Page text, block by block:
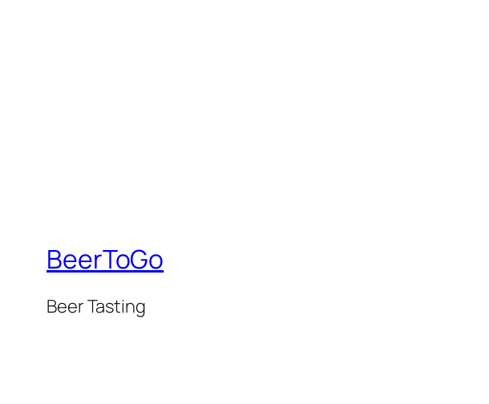
BeerToGo
Beer Tasting